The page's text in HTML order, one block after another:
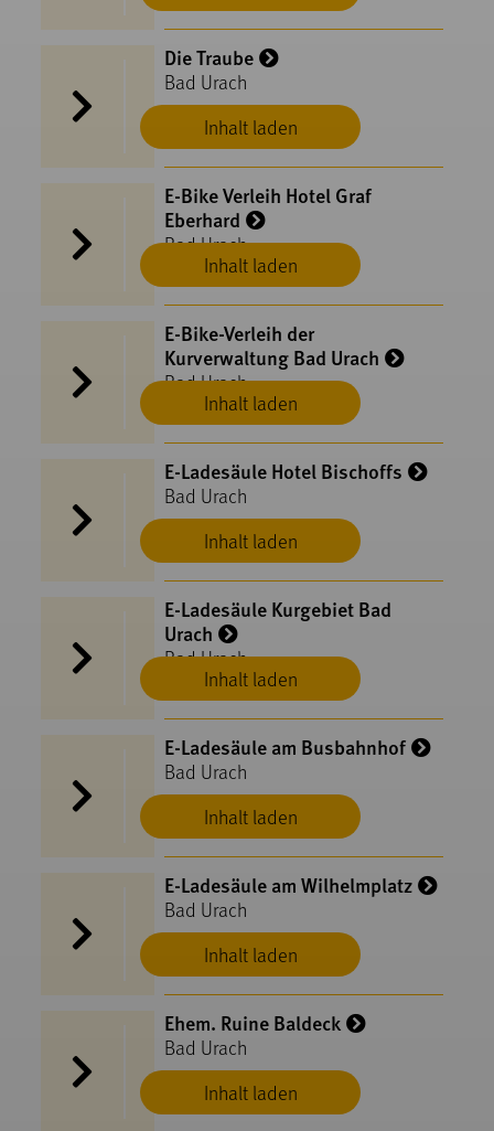
Inhalt laden
Die Traube
Bad Urach
Inhalt laden
E-Bike Verleih Hotel Graf
Eberhard
Bad Urach
Inhalt laden
E-Bike-Verleih der
Kurverwaltung Bad Urach
Bad Urach
Inhalt laden
E-Ladesäule Hotel Bischoffs
Bad Urach
Inhalt laden
E-Ladesäule Kurgebiet Bad
Urach
Bad Urach
Inhalt laden
E-Ladesäule am Busbahnhof
Bad Urach
Inhalt laden
E-Ladesäule am Wilhelmplatz
Bad Urach
Inhalt laden
Ehem. Ruine Baldeck
Bad Urach